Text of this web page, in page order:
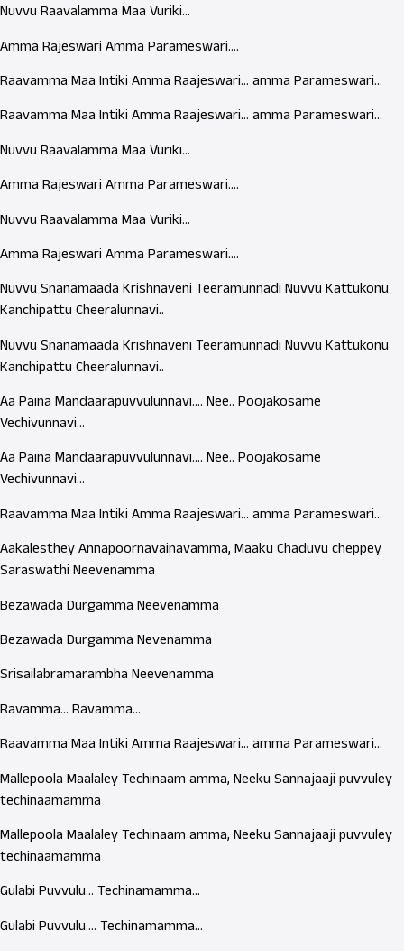
Nuvvu Raavalamma Maa Vuriki…
Amma Rajeswari Amma Parameswari….
Raavamma Maa Intiki Amma Raajeswari… amma Parameswari…
Raavamma Maa Intiki Amma Raajeswari… amma Parameswari…
Nuvvu Raavalamma Maa Vuriki…
Amma Rajeswari Amma Parameswari….
Nuvvu Raavalamma Maa Vuriki…
Amma Rajeswari Amma Parameswari….
Nuvvu Snanamaada Krishnaveni Teeramunnadi Nuvvu Kattukonu
Kanchipattu Cheeralunnavi..
Nuvvu Snanamaada Krishnaveni Teeramunnadi Nuvvu Kattukonu
Kanchipattu Cheeralunnavi..
Aa Paina Mandaarapuvvulunnavi…. Nee.. Poojakosame
Vechivunnavi…
Aa Paina Mandaarapuvvulunnavi…. Nee.. Poojakosame
Vechivunnavi…
Raavamma Maa Intiki Amma Raajeswari… amma Parameswari…
Aakalesthey Annapoornavainavamma, Maaku Chaduvu cheppey
Saraswathi Neevenamma
Bezawada Durgamma Neevenamma
Bezawada Durgamma Nevenamma
Srisailabramarambha Neevenamma
Ravamma… Ravamma…
Raavamma Maa Intiki Amma Raajeswari… amma Parameswari…
Mallepoola Maalaley Techinaam amma, Neeku Sannajaaji puvvuley
techinaamamma
Mallepoola Maalaley Techinaam amma, Neeku Sannajaaji puvvuley
techinaamamma
Gulabi Puvvulu… Techinamamma…
Gulabi Puvvulu…. Techinamamma…